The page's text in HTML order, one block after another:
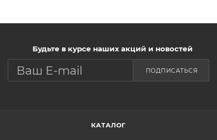
и насыщает кожу полезными микро- и
успокаивает.
Применение: Нанести небольшое количество
средства на очищенную кожу лица.
Будьте в курсе наших акций и новостей
ПОДПИСАТЬСЯ
КАТАЛОГ